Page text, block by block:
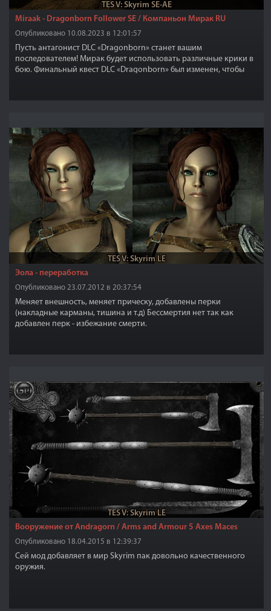
TES V: Skyrim SE-AE
Miraak - Dragonborn Follower SE / Компаньон Мирак RU
Опубликовано 10.08.2023 в 12:01:57
Пусть антагонист DLC «Dragonborn» станет вашим
последователем! Мирак будет использовать различные крики в
бою. Финальный квест DLC «Dragonborn» был изменен, чтобы
TES V: Skyrim LE
Эола - переработка
Опубликовано 23.07.2012 в 20:37:54
Меняет внешность, меняет прическу, добавлены перки
(накладные карманы, тишина и т.д) Бессмертия нет так как
добавлен перк - избежание смерти.
TES V: Skyrim LE
Вооружение от Andragorn / Arms and Armour 5 Axes Maces
Опубликовано 18.04.2015 в 12:39:37
Сей мод добавляет в мир Skyrim пак довольно качественного
оружия.